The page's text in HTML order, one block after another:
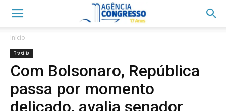
Início
Brasília
Com Bolsonaro, República
passa por momento
delicado, avalia senador